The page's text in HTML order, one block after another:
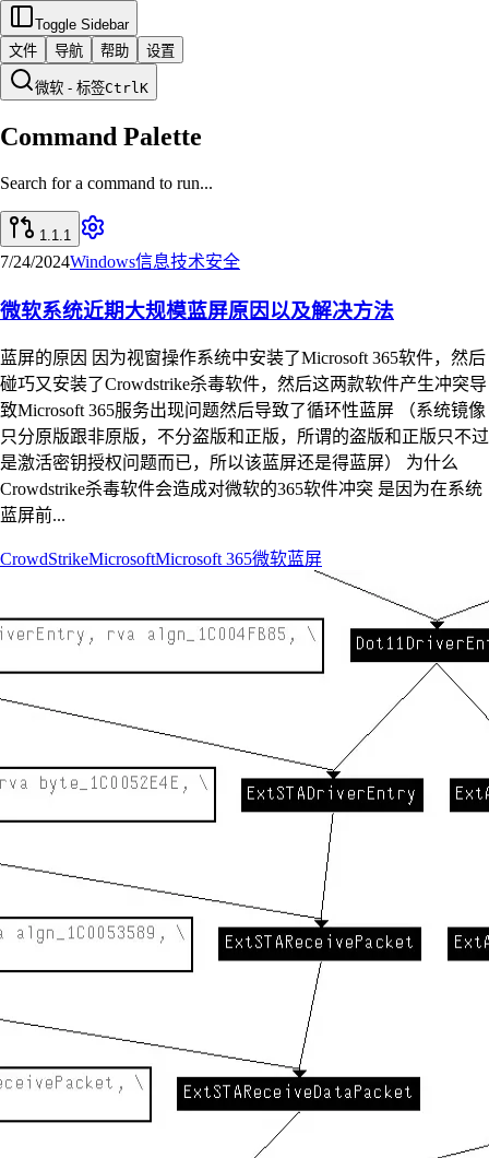
Toggle Sidebar
文件
导航 帮助 设置
微软 - 标签CtrlK
Command Palette
Search for a command to run...
1.1.1
7/24/2024Windows信息技术安全
微软系统近期大规模蓝屏原因以及解决方法
蓝屏的原因 因为视窗操作系统中安装了Microsoft 365软件，然后
碰巧又安装了Crowdstrike杀毒软件，然后这两款软件产生冲突导
致Microsoft 365服务出现问题然后导致了循环性蓝屏 （系统镜像
只分原版跟非原版，不分盗版和正版，所谓的盗版和正版只不过
是激活密钥授权问题而已，所以该蓝屏还是得蓝屏） 为什么
Crowdstrike杀毒软件会造成对微软的365软件冲突 是因为在系统
蓝屏前...
CrowdStrikeMicrosoftMicrosoft 365微软蓝屏